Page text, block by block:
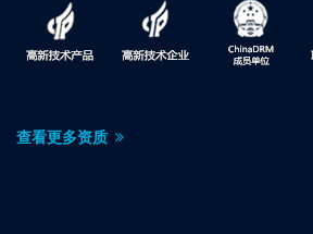
查看更多资质